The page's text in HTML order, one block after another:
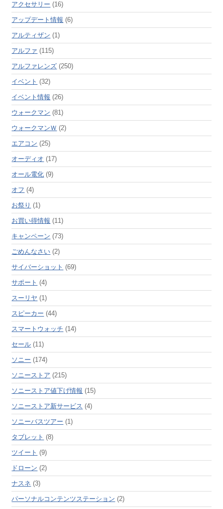
アクセサリー (16)
アップデート情報 (6)
アルティザン (1)
アルファ (115)
アルファレンズ (250)
イベント (32)
イベント情報 (26)
ウォークマン (81)
ウォークマンＷ (2)
エアコン (25)
オーディオ (17)
オール電化 (9)
オフ (4)
お祭り (1)
お買い得情報 (11)
キャンペーン (73)
ごめんなさい (2)
サイバーショット (69)
サポート (4)
スーリヤ (1)
スピーカー (44)
スマートウォッチ (14)
セール (11)
ソニー (174)
ソニーストア (215)
ソニーストア値下げ情報 (15)
ソニーストア新サービス (4)
ソニーバスツアー (1)
タブレット (8)
ツイート (9)
ドローン (2)
ナスネ (3)
パーソナルコンテンツステーション (2)